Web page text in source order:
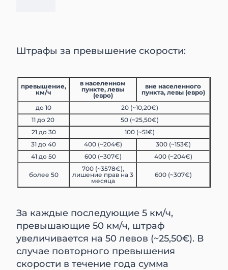
Штрафы за превышение скорости:
превышение,
км/ч
в населенном
пункте, левы
(евро)
вне населенного
пункта, левы (евро)
до 10
20 (~10,20€)
11 до 20
50 (~25,50€)
21 до 30
100 (~51€)
31 до 40
400 (~204€)
300 (~153€)
41 до 50
600 (~307€) 400 (~204€)
более 50
700 (~3578€),
лишение прав на 3
месяца
600 (~307€)
За каждые последующие 5 км/ч,
превышающие 50 км/ч, штраф
увеличивается на 50 левов (~25,50€). В
случае повторного превышения
скорости в течение года сумма